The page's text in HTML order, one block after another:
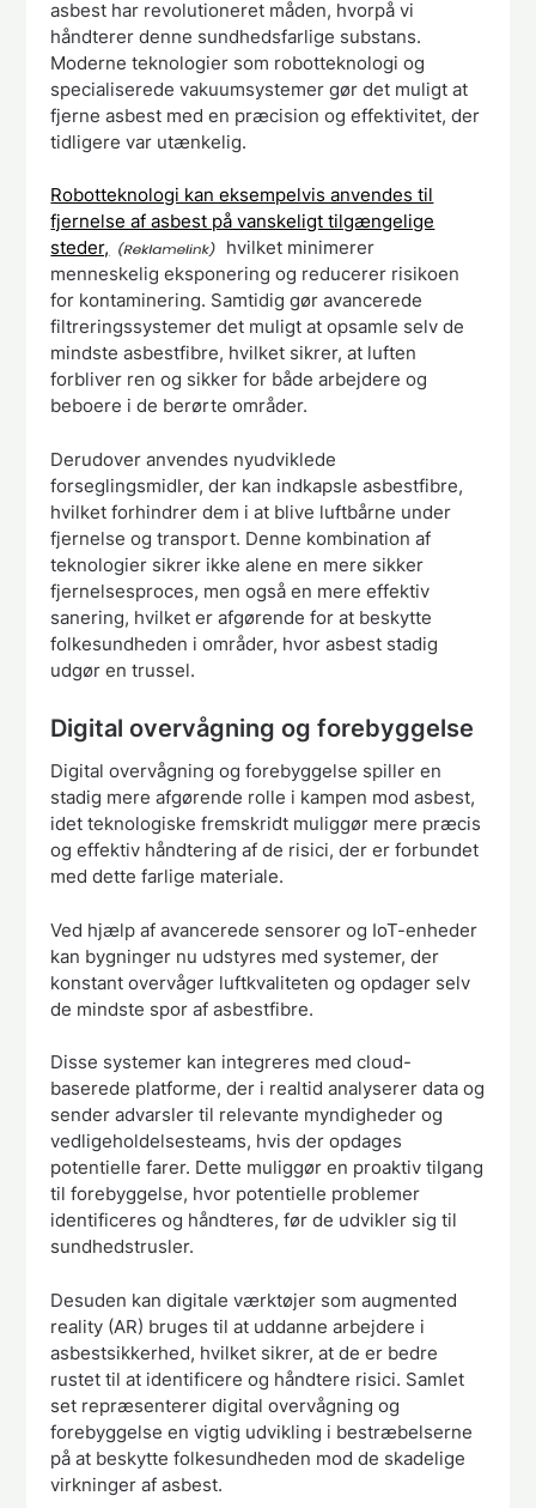
asbest har revolutioneret måden, hvorpå vi
håndterer denne sundhedsfarlige substans.
Moderne teknologier som robotteknologi og
specialiserede vakuumsystemer gør det muligt at
fjerne asbest med en præcision og effektivitet, der
tidligere var utænkelig.
Robotteknologi kan eksempelvis anvendes til
fjernelse af asbest på vanskeligt tilgængelige
steder,
hvilket minimerer
menneskelig eksponering og reducerer risikoen
for kontaminering. Samtidig gør avancerede
filtreringssystemer det muligt at opsamle selv de
mindste asbestfibre, hvilket sikrer, at luften
forbliver ren og sikker for både arbejdere og
beboere i de berørte områder.
Derudover anvendes nyudviklede
forseglingsmidler, der kan indkapsle asbestfibre,
hvilket forhindrer dem i at blive luftbårne under
fjernelse og transport. Denne kombination af
teknologier sikrer ikke alene en mere sikker
fjernelsesproces, men også en mere effektiv
sanering, hvilket er afgørende for at beskytte
folkesundheden i områder, hvor asbest stadig
udgør en trussel.
Digital overvågning og forebyggelse
Digital overvågning og forebyggelse spiller en
stadig mere afgørende rolle i kampen mod asbest,
idet teknologiske fremskridt muliggør mere præcis
og effektiv håndtering af de risici, der er forbundet
med dette farlige materiale.
Ved hjælp af avancerede sensorer og IoT-enheder
kan bygninger nu udstyres med systemer, der
konstant overvåger luftkvaliteten og opdager selv
de mindste spor af asbestfibre.
Disse systemer kan integreres med cloud-
baserede platforme, der i realtid analyserer data og
sender advarsler til relevante myndigheder og
vedligeholdelsesteams, hvis der opdages
potentielle farer. Dette muliggør en proaktiv tilgang
til forebyggelse, hvor potentielle problemer
identificeres og håndteres, før de udvikler sig til
sundhedstrusler.
Desuden kan digitale værktøjer som augmented
reality (AR) bruges til at uddanne arbejdere i
asbestsikkerhed, hvilket sikrer, at de er bedre
rustet til at identificere og håndtere risici. Samlet
set repræsenterer digital overvågning og
forebyggelse en vigtig udvikling i bestræbelserne
på at beskytte folkesundheden mod de skadelige
virkninger af asbest.